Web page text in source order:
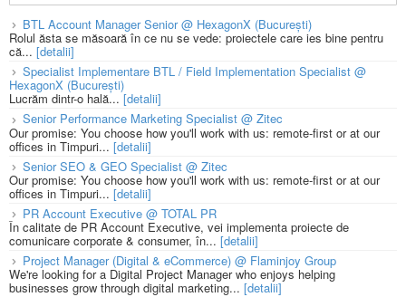
BTL Account Manager Senior @ HexagonX (București)
Rolul ăsta se măsoară în ce nu se vede: proiectele care ies bine pentru
că... [detalii]
Specialist Implementare BTL / Field Implementation Specialist @
HexagonX (București)
Lucrăm dintr-o hală... [detalii]
Senior Performance Marketing Specialist @ Zitec
Our promise: You choose how you'll work with us: remote-first or at our
offices in Timpuri... [detalii]
Senior SEO & GEO Specialist @ Zitec
Our promise: You choose how you'll work with us: remote-first or at our
offices in Timpuri... [detalii]
PR Account Executive @ TOTAL PR
În calitate de PR Account Executive, vei implementa proiecte de
comunicare corporate & consumer, în... [detalii]
Project Manager (Digital & eCommerce) @ Flaminjoy Group
We're looking for a Digital Project Manager who enjoys helping
businesses grow through digital marketing... [detalii]